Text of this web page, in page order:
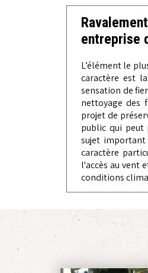
entreprise
L’élément le
caractère est
sensation de
nettoyage des
projet de
public qui peut
sujet
caractère
l'accès au vent
conditions